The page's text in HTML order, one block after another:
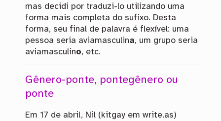
mas decidi por traduzi-lo utilizando uma
forma mais completa do sufixo. Desta
forma, seu final de palavra é flexível: uma
pessoa seria aviamasculina, um grupo seria
aviamasculino, etc.
Gênero-ponte, pontegênero ou
ponte
Em 17 de abril, Nil (kitgay em write.as)